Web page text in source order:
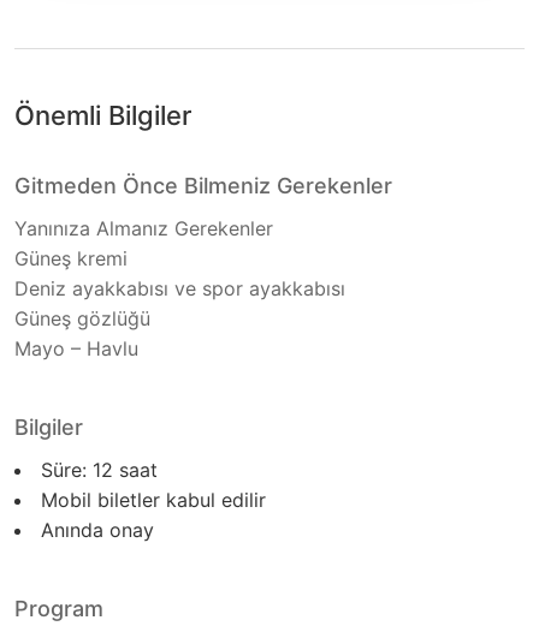
Önemli Bilgiler
Gitmeden Önce Bilmeniz Gerekenler
Yanınıza Almanız Gerekenler
Güneş kremi
Deniz ayakkabısı ve spor ayakkabısı
Güneş gözlüğü
Mayo – Havlu
Bilgiler
Süre: 12 saat
Mobil biletler kabul edilir
Anında onay
Program